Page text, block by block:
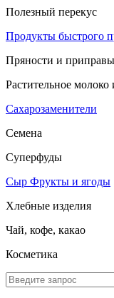
Полезный перекус
Продукты быстрого
Пряности и приправы
Растительное молоко
Сахарозаменители
Семена
Суперфуды
Сыр Фрукты и ягоды
Хлебные изделия
Чай, кофе, какао
Косметика